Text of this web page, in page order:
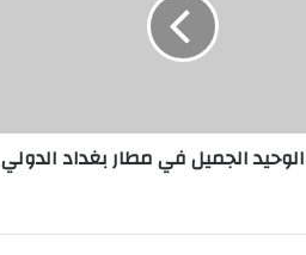
الجميل في مطار بغداد الدولي